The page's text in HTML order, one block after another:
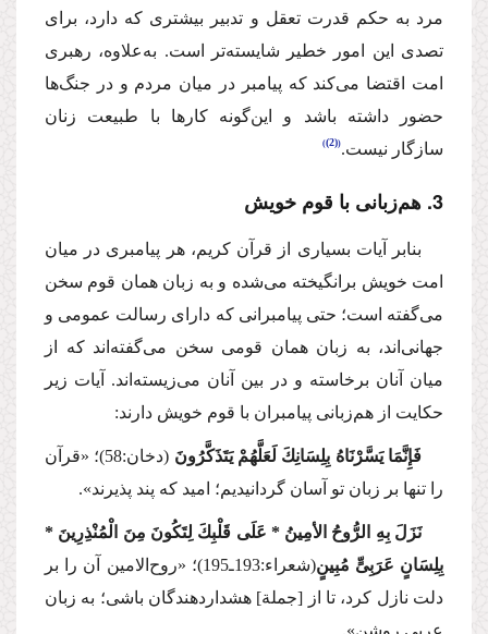
مرد به حكم قدرت تعقل و تدبیر بیشتری كه دارد، برای
تصدی این امور خطیر شایسته‌تر است. به‌علاوه، رهبری
امت اقتضا می‌كند كه پیامبر در میان مردم و در جنگ‌ها
حضور داشته باشد و این‌گونه كارها با طبیعت زنان
سازگار نیست. (2)
3. هم‌زبانی با قوم خویش
بنابر آیات بسیاری از قرآن كریم، هر پیامبری در میان
امت خویش برانگیخته می‌شده و به زبان همان قوم سخن
می‌گفته است؛ حتی پیامبرانی كه دارای رسالت عمومی و
جهانی‌اند، به زبان همان قومی سخن می‌گفته‌اند كه از
میان آنان برخاسته و در بین آنان می‌زیسته‌اند. آیات زیر
حكایت از هم‌زبانی پیامبران با قوم خویش دارند:
فَإِنَّمَا یَسَّرْنَاهُ بِلِسَانِكَ لَعَلَّهُمْ یَتَذَكَّرُونَ
(دخان:58)؛ «قرآن
را تنها بر زبان تو آسان گردانیدیم؛ امید كه پند پذیرند».
نَزَلَ بِهِ الرُّوحُ الأمِینُ * عَلَی قَلْبِكَ لِتَكُونَ مِنَ الْمُنْذِرِینَ *
بِلِسَانٍ عَرَبِیٍّ مُبِینٍ(شعراء:193ـ195)؛
«روح‌الامین آن را بر
دلت نازل كرد، تا از [جملة] هشداردهندگان باشی؛ به زبان
عربی روشن».